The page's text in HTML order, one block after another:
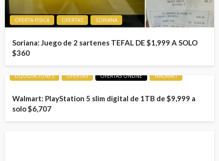
OFERTA FISICA OFERTAS SORIANA
Soriana: Juego de 2 sartenes TEFAL DE $1,999 A SOLO
$360
LIQUIDACIONES OFERTAS OFERTAS ONLINE WALMART
Walmart: PlayStation 5 slim digital de 1TB de $9,999 a
solo $6,707